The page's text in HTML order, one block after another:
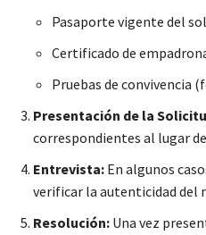
Pasaporte vigente del
Certificado de
Pruebas de convivencia
Presentación de la
correspondientes al lugar
Entrevista:En algunos
verificar la autenticidad del
Resolución:Una vez